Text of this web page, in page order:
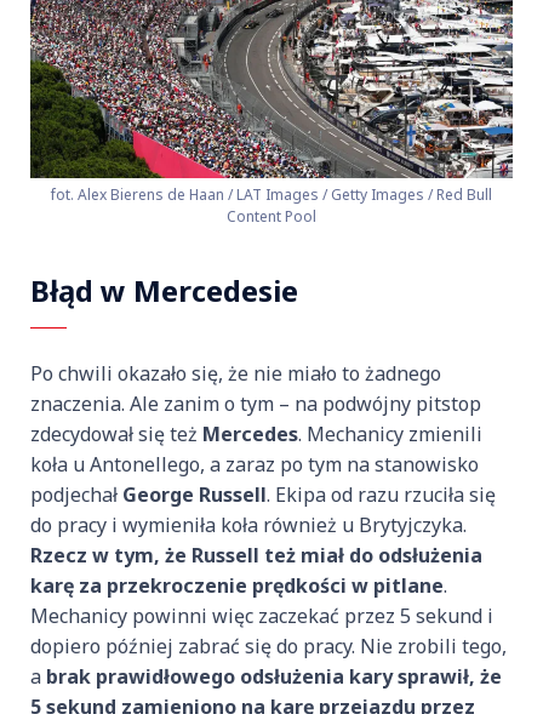
fot. Alex Bierens de Haan / LAT Images / Getty Images / Red Bull
Content Pool
Błąd w Mercedesie
Po chwili okazało się, że nie miało to żadnego
znaczenia. Ale zanim o tym – na podwójny pitstop
zdecydował się też Mercedes. Mechanicy zmienili
koła u Antonellego, a zaraz po tym na stanowisko
podjechał George Russell. Ekipa od razu rzuciła się
do pracy i wymieniła koła również u Brytyjczyka.
Rzecz w tym, że Russell też miał do odsłużenia
karę za przekroczenie prędkości w pitlane.
Mechanicy powinni więc zaczekać przez 5 sekund i
dopiero później zabrać się do pracy. Nie zrobili tego,
a brak prawidłowego odsłużenia kary sprawił, że
5 sekund zamieniono na karę przejazdu przez